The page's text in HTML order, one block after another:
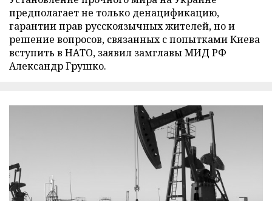
предполагает не только денацификацию,
гарантии прав русскоязычных жителей, но и
решение вопросов, связанных с попытками Киева
вступить в НАТО, заявил замглавы МИД РФ
Александр Грушко.